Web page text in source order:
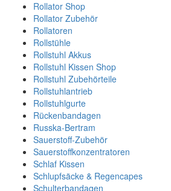
Rollator Shop
Rollator Zubehör
Rollatoren
Rollstühle
Rollstuhl Akkus
Rollstuhl Kissen Shop
Rollstuhl Zubehörteile
Rollstuhlantrieb
Rollstuhlgurte
Rückenbandagen
Russka-Bertram
Sauerstoff-Zubehör
Sauerstoffkonzentratoren
Schlaf Kissen
Schlupfsäcke & Regencapes
Schulterbandagen